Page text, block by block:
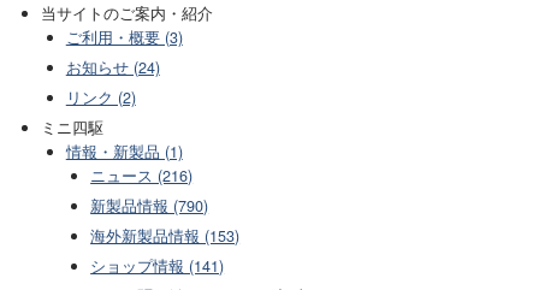
当サイトのご案内・紹介
ご利用・概要 (3)
お知らせ (24)
リンク (2)
ミニ四駆
情報・新製品 (1)
ニュース (216)
新製品情報 (790)
海外新製品情報 (153)
ショップ情報 (141)